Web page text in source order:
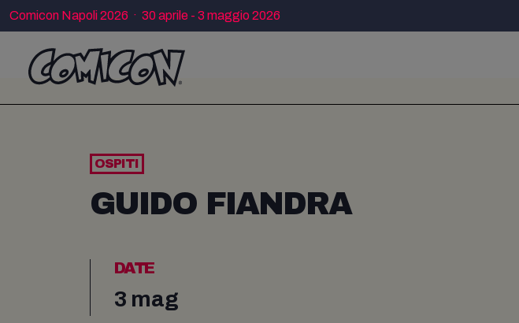
Comicon Napoli 2026 · 30 aprile - 3 maggio 2026
OSPITI
GUIDO FIANDRA
DATE
3 mag